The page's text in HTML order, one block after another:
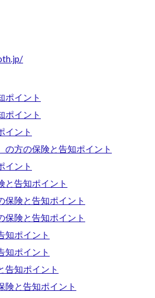
ポイント
ポイント
イント
の方の保険と告知ポイント
イント
と告知ポイント
保険と告知ポイント
保険と告知ポイント
知ポイント
知ポイント
告知ポイント
険と告知ポイント